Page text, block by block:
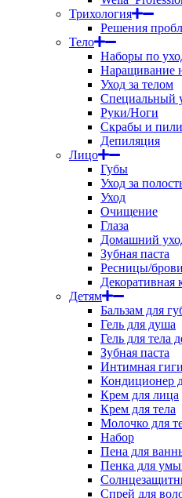
Трихология
Решения
Тело
Наборы по
Наращивание
Уход за телом
Специальный
Руки/Ноги
Скрабы и
Депиляция
Лицо
Губы
Уход за
Уход
Очищение
Глаза
Домашний
Зубная паста
Ресницы/брови
Декоративная
Детям
Бальзам для
Гель для душа
Гель для тела
Зубная паста
Интимная
Кондиционер
Крем для лица
Крем для тела
Молочко для
Набор
Пена для
Пенка для
Спрей для